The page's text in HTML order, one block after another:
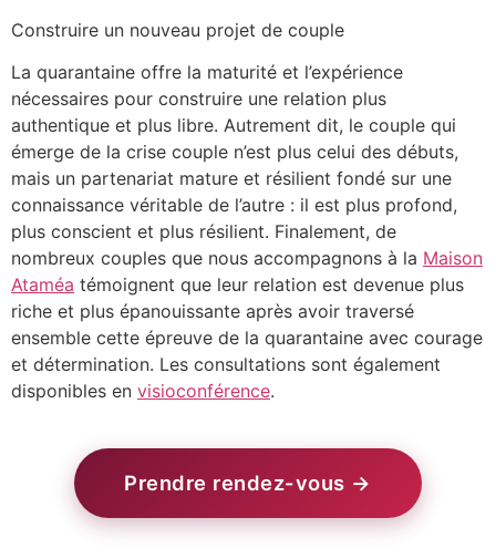
Construire un nouveau projet de couple
La quarantaine offre la maturité et l’expérience
nécessaires pour construire une relation plus
authentique et plus libre. Autrement dit, le couple qui
émerge de la crise couple n’est plus celui des débuts,
mais un partenariat mature et résilient fondé sur une
connaissance véritable de l’autre : il est plus profond,
plus conscient et plus résilient. Finalement, de
nombreux couples que nous accompagnons à la Maison
Ataméa témoignent que leur relation est devenue plus
riche et plus épanouissante après avoir traversé
ensemble cette épreuve de la quarantaine avec courage
et détermination. Les consultations sont également
disponibles en visioconférence.
Prendre rendez-vous →